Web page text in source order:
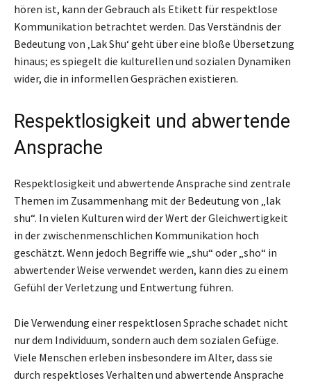
hören ist, kann der Gebrauch als Etikett für respektlose
Kommunikation betrachtet werden. Das Verständnis der
Bedeutung von ‚Lak Shu‘ geht über eine bloße Übersetzung
hinaus; es spiegelt die kulturellen und sozialen Dynamiken
wider, die in informellen Gesprächen existieren.
Respektlosigkeit und abwertende
Ansprache
Respektlosigkeit und abwertende Ansprache sind zentrale
Themen im Zusammenhang mit der Bedeutung von „lak
shu“. In vielen Kulturen wird der Wert der Gleichwertigkeit
in der zwischenmenschlichen Kommunikation hoch
geschätzt. Wenn jedoch Begriffe wie „shu“ oder „sho“ in
abwertender Weise verwendet werden, kann dies zu einem
Gefühl der Verletzung und Entwertung führen.
Die Verwendung einer respektlosen Sprache schadet nicht
nur dem Individuum, sondern auch dem sozialen Gefüge.
Viele Menschen erleben insbesondere im Alter, dass sie
durch respektloses Verhalten und abwertende Ansprache